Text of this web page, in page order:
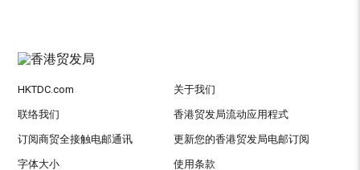
HKTDC.com 关于我们
联络我们 香港贸发局流动应用程式
订阅商贸全接触电邮通讯 更新您的香港贸发局电邮订阅
字体大小 使用条款